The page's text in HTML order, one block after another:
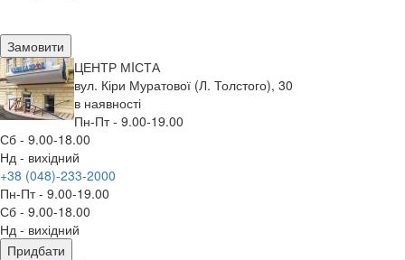
Замовити
ЦЕНТР МIСТА
вул. Кіри Муратової (Л. Толстого), 30
в наявності
Пн-Пт - 9.00-19.00
Сб - 9.00-18.00
Нд - вихідний
+38 (048)-233-2000
Пн-Пт - 9.00-19.00
Сб - 9.00-18.00
Нд - вихідний
Придбати